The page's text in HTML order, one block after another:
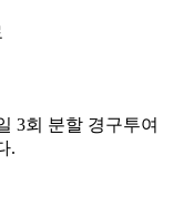
3회 분할 경구투여
.